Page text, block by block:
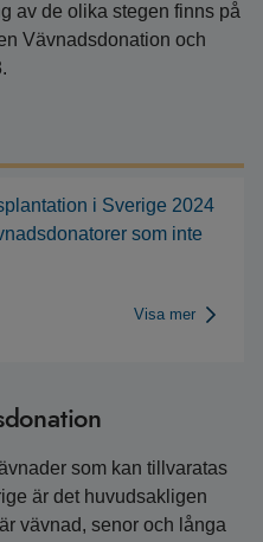
av de olika stegen finns på
Vävnadsdonation och
i Sverige 2024
som inte
Visa mer
som kan tillvaratas
är det huvudsakligen
vävnad, senor och långa